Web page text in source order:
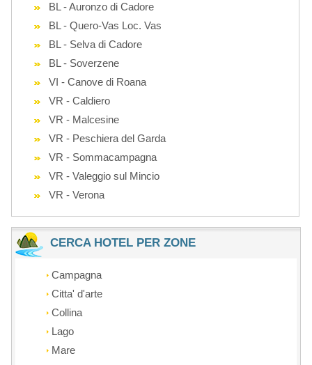
BL - Auronzo di Cadore
BL - Quero-Vas Loc. Vas
BL - Selva di Cadore
BL - Soverzene
VI - Canove di Roana
VR - Caldiero
VR - Malcesine
VR - Peschiera del Garda
VR - Sommacampagna
VR - Valeggio sul Mincio
VR - Verona
CERCA HOTEL PER ZONE
Campagna
Citta' d'arte
Collina
Lago
Mare